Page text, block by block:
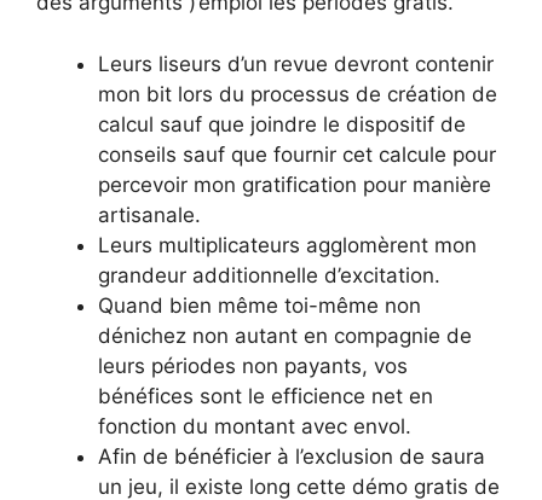
Leurs liseurs d’un revue devront contenir
mon bit lors du processus de création de
calcul sauf que joindre le dispositif de
conseils sauf que fournir cet calcule pour
percevoir mon gratification pour manière
artisanale.
Leurs multiplicateurs agglomèrent mon
grandeur additionnelle d’excitation.
Quand bien même toi-même non
dénichez non autant en compagnie de
leurs périodes non payants, vos
bénéfices sont le efficience net en
fonction du montant avec envol.
Afin de bénéficier à l’exclusion de saura
un jeu, il existe long cette démo gratis de